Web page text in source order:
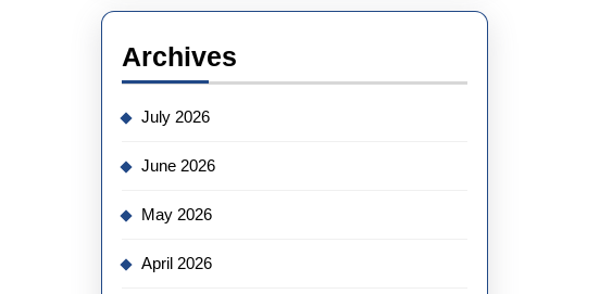
Archives
July 2026
June 2026
May 2026
April 2026